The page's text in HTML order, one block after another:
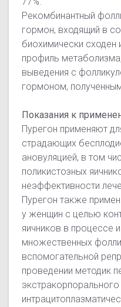
Рекомбинантный
гормон, входящий в
биохимически сходен
профиль
выведения с
гормоном,
Показания к
Пурегон применяют
страдающих
ановуляцией, в том
поликистозных
неэффективности
Пурегон также
у женщин с целью
яичников в процессе
множественных
вспомогательной
проведении методик